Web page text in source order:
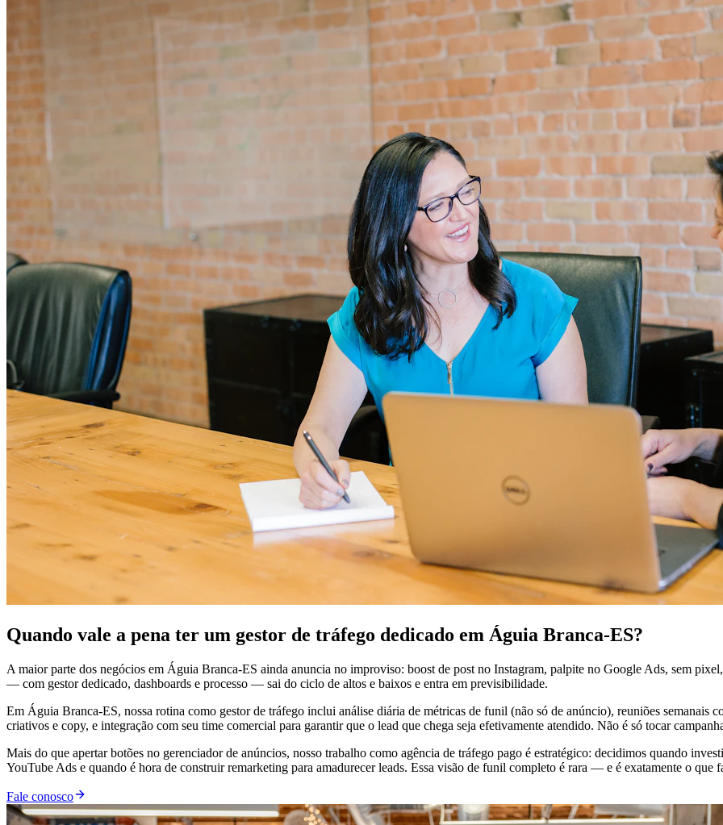
Quando vale a pena ter um gestor de tráfego dedicado em Águia Branca-ES?
A maior parte dos negócios em Águia Branca-ES ainda anuncia no improviso: boost de post no Instagram, palpite no Google Ads, sem
— com gestor dedicado, dashboards e processo — sai do ciclo de altos e baixos e entra em previsibilidade.
Em Águia Branca-ES, nossa rotina como gestor de tráfego inclui análise diária de métricas de funil (não só de anúncio), reuniões semanais
criativos e copy, e integração com seu time comercial para garantir que o lead que chega seja efetivamente atendido. Não é só tocar
Mais do que apertar botões no gerenciador de anúncios, nosso trabalho como agência de tráfego pago é estratégico: decidimos quando
YouTube Ads e quando é hora de construir remarketing para amadurecer leads. Essa visão de funil completo é rara — e é exatamente o que
Fale conosco